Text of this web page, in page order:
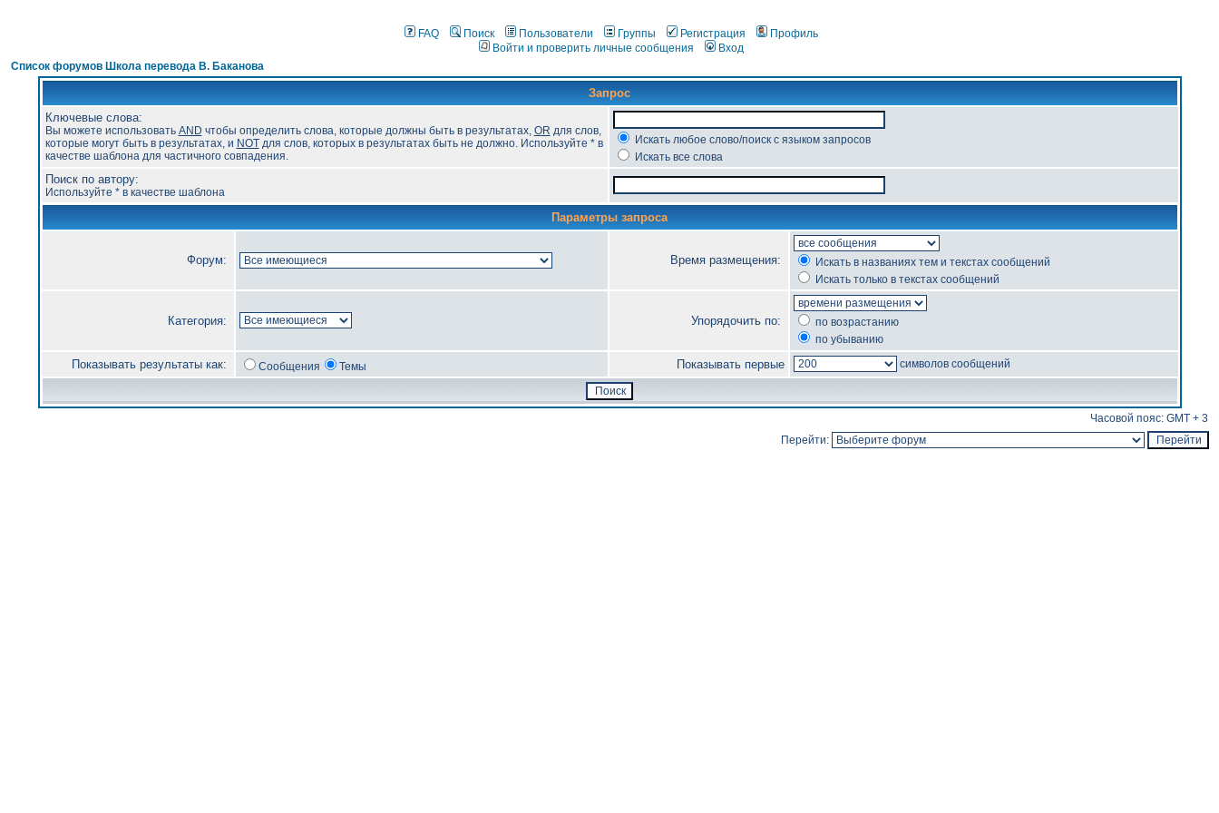
FAQ Поиск Пользователи Группы Регистрация
Профиль
Войти и проверить личные сообщения
Вход
Список форумов Школа перевода В. Баканова
Запрос
Ключевые слова:
Вы можете использовать AND чтобы определить слова, которые должны быть в результатах, OR для слов,
которые могут быть в результатах, и NOTдля слов, которых в результатах быть не должно. Используйте * в
качестве шаблона для частичного совпадения.
Искать любое слово/поиск с языком запросов
Искать все слова
Поиск по автору:
Используйте * в качестве шаблона
Параметры запроса
Форум: Время размещения:
Искать в названиях тем и текстах сообщений
Искать только в текстах сообщений
Категория: Упорядочить по:
по возрастанию
по убыванию
Показывать результаты как: Сообщения Темы Показывать первые символов сообщений
Часовой пояс: GMT + 3
Перейти: